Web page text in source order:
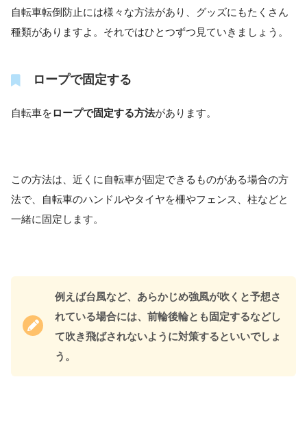
自転車転倒防止には様々な方法があり、グッズにもたくさん
種類がありますよ。それではひとつずつ見ていきましょう。
ロープで固定する
自転車をロープで固定する方法があります。
この方法は、近くに自転車が固定できるものがある場合の方
法で、自転車のハンドルやタイヤを柵やフェンス、柱などと
一緒に固定します。
例えば台風など、あらかじめ強風が吹くと予想さ
れている場合には、前輪後輪とも固定するなどし
て吹き飛ばされないように対策するといいでしょ
う。